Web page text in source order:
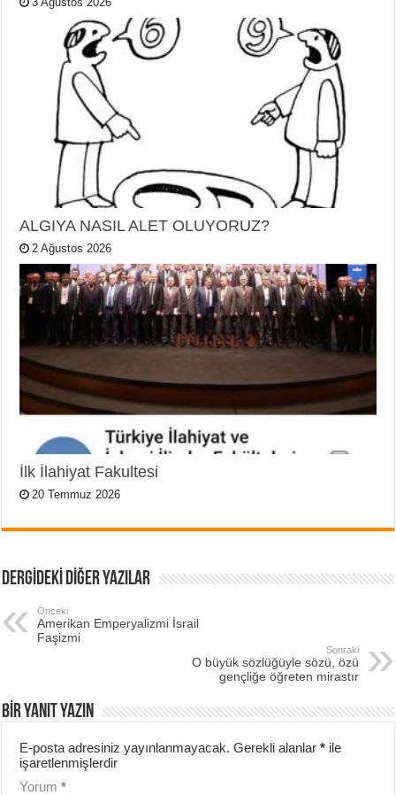
ALGIYA NASIL ALET OLUYORUZ?
2 Ağustos 2026
İlk İlahiyat Fakultesi
20 Temmuz 2026
DERGİDEKİ DİĞER YAZILAR
Önceki
Amerikan Emperyalizmi İsrail
Faşizmi
Sonraki
O büyük sözlüğüyle sözü, özü
gençliğe öğreten mirastır
BIR YANIT YAZIN
E-posta adresiniz yayınlanmayacak. Gerekli alanlar* ile
işaretlenmişlerdir
Yorum*